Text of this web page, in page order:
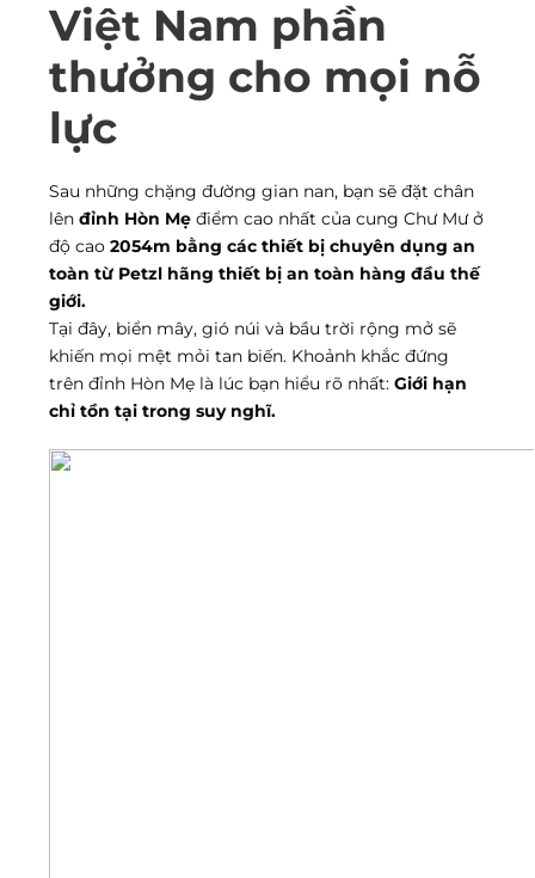
Việt Nam phần
thưởng cho mọi nỗ
lực
Sau những chặng đường gian nan, bạn sẽ đặt chân
lên đỉnh Hòn Mẹ điểm cao nhất của cung Chư Mư ở
độ cao 2054m bằng các thiết bị chuyên dụng an
toàn từ Petzl hãng thiết bị an toàn hàng đầu thế
giới.
Tại đây, biển mây, gió núi và bầu trời rộng mở sẽ
khiến mọi mệt mỏi tan biến. Khoảnh khắc đứng
trên đỉnh Hòn Mẹ là lúc bạn hiểu rõ nhất: Giới hạn
chỉ tồn tại trong suy nghĩ.